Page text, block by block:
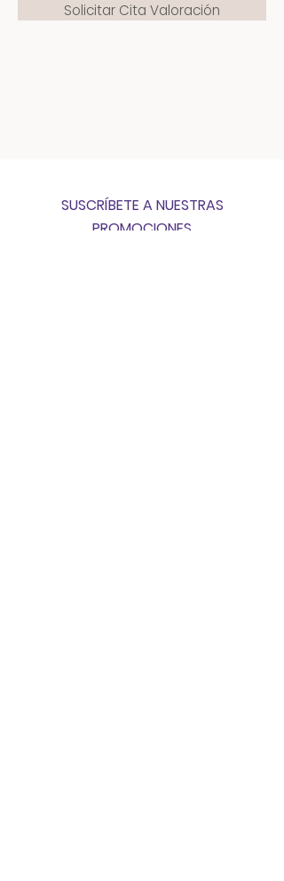
Solicitar Cita Valoración
SUSCRÍBETE A NUESTRAS
PROMOCIONES